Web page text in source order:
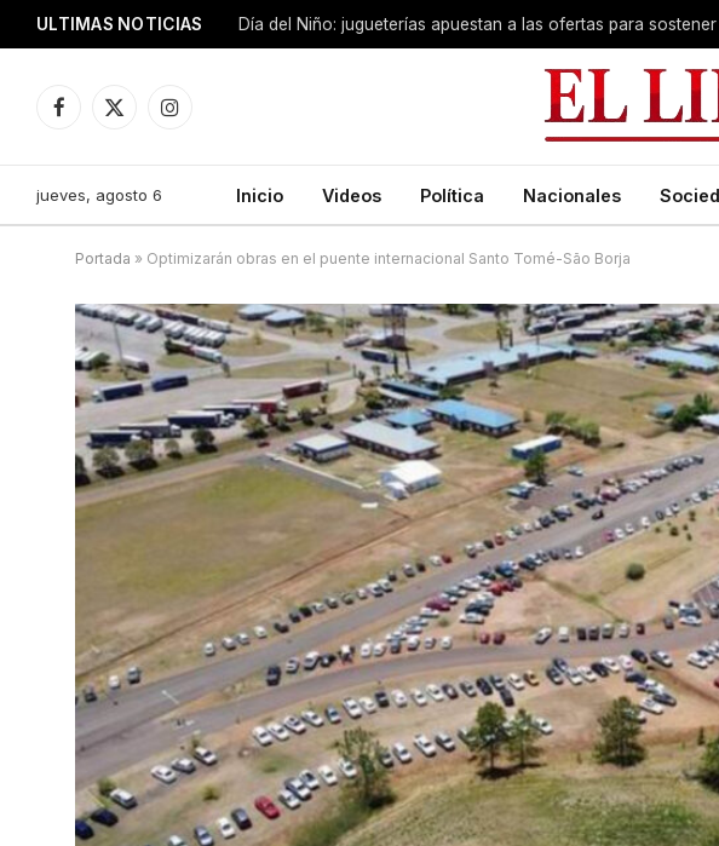
ULTIMAS NOTICIAS Día del Niño: jugueterías apuestan a las ofertas para
Facebook
X
Instagram
jueves, agosto 6 Inicio Videos Política Nacionales
Portada » Optimizarán obras en el puente internacional Santo Tomé-São Borja